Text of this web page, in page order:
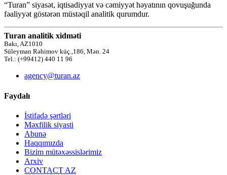
“Turan” siyasət, iqtisadiyyat və cəmiyyət həyatının qovuşuğunda
fəaliyyət göstərən müstəqil analitik qurumdur.
Turan analitik xidməti
Bakı, AZ1010
Süleyman Rəhimov küç.,186, Mən. 24
Tel.: (+99412) 440 11 96
agency@turan.az
Faydalı
İstifadə şərtləri
Məxfilik siyasti
Abunə
Haqqımızda
Bizim mütəxəssislərimiz
Arxiv
CONTACT AZ